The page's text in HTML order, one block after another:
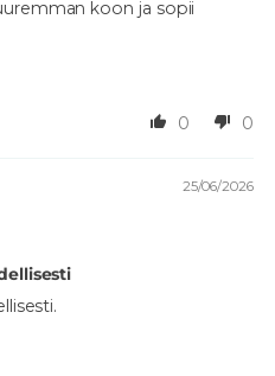
koon ja sopii
0 0
25/06/2026